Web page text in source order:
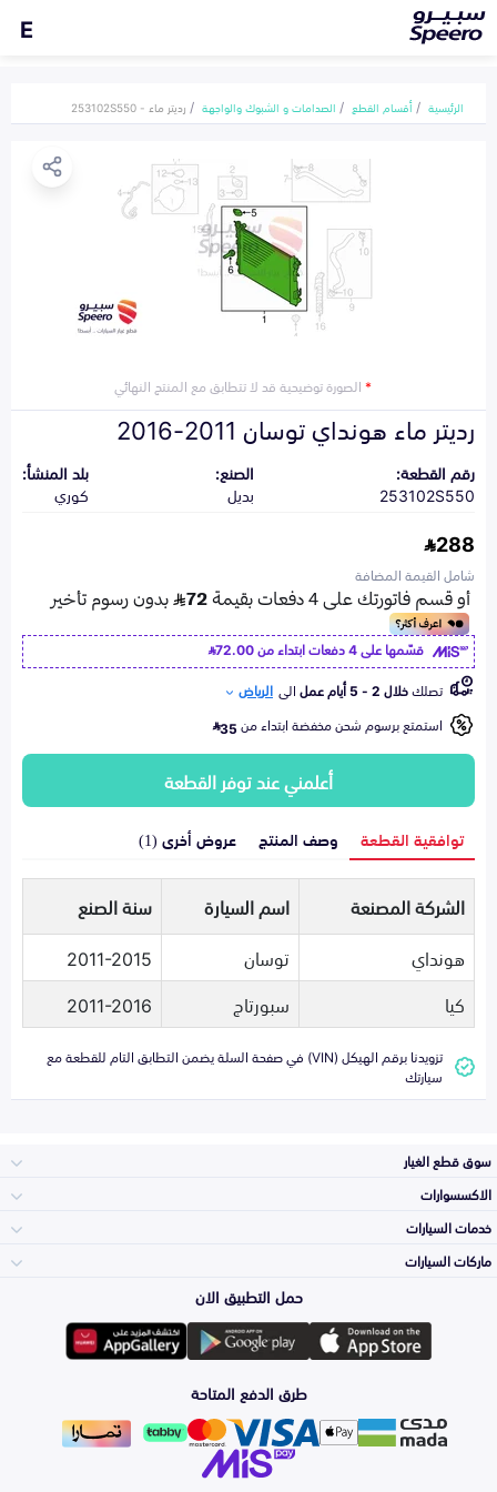
E
الرئيسية أقسام القطع الصدامات و الشبوك والواجهة رديتر ماء - 253102S550
*الصورة توضيحية قد لا تتطابق مع المنتج النهائي
رديتر ماء هونداي توسان 2011-2016
رقم القطعة:
253102S550
الصنع:
بديل
بلد المنشأ:
كوري
288
شامل القيمة المضافة
قسّمها على 4 دفعات ابتداء من
72.00
تصلكخلال 2 - 5 أيام عمل الى الرياض
استمتع برسوم شحن مخفضة ابتداء من35
أعلمني عند توفر القطعة
توافقية القطعة وصف المنتج عروض أخرى (1)
الشركة المصنعة اسم السيارة
سنة الصنع
هونداي
توسان
2011-2015
كيا
سبورتاج 2011-2016
تزويدنا برقم الهيكل (VIN) في صفحة السلة يضمن التطابق التام للقطعة مع
سيارتك
سوق قطع الغيار
المكائن، القيرات
وملحقاتها
الشمعات
والاصطبات (الاضاءة)
الاكسسوارات
لوازم الرحلات
اكسسوارات العناية
خدمات السيارات
الأكثر مبيعاً
التلميع والعناية
ماركات السيارات
Toyota
Hyundai
حمل التطبيق الان
طرق الدفع المتاحة